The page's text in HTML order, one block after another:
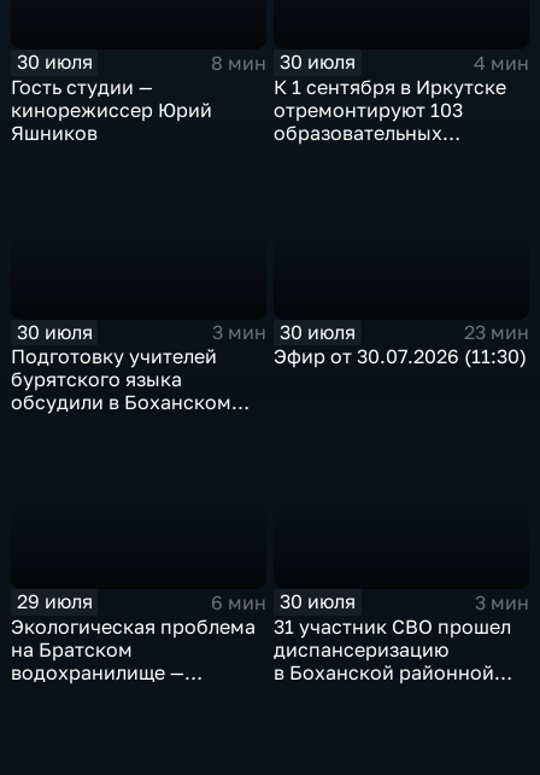
30 июля
8 мин
Гость студии —
кинорежиссер Юрий
Яшников
30 июля
4 мин
К 1 сентября в Иркутске
отремонтируют 103
образовательных
30 июля
3 мин
Подготовку учителей
бурятского языка
обсудили в Боханском
30 июля
23 мин
Эфир от 30.07.2026 (11:30)
29 июля
6 мин
Экологическая проблема
на Братском
водохранилище —
30 июля
3 мин
31 участник СВО прошел
диспансеризацию
в Боханской районной